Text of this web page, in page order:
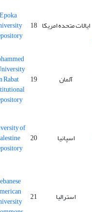
ایالات متحده امریکا 18
Epoka
آلمان 19
Rabat
اسپانیا 20
of
استرالیا 21